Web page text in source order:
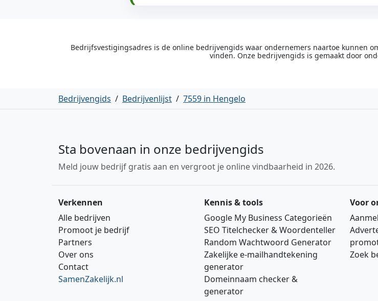
Bedrijfsvestigingsadres is de online bedrijvengids waar ondernemers naartoe kunnen
vinden. Onze bedrijvengids is gemaakt door
Bedrijvengids / Bedrijvenlijst / 7559 in Hengelo
Sta bovenaan in onze bedrijvengids
Meld jouw bedrijf gratis aan en vergroot je online vindbaarheid in 2026.
Verkennen
Alle bedrijven
Promoot je bedrijf
Partners
Over ons
Contact
SamenZakelijk.nl
Kennis & tools
Google My Business Categorieën
SEO Titelchecker & Woordenteller
Random Wachtwoord Generator
Zakelijke e‑mailhandtekening
generator
Domeinnaam checker &
generator
Voor
Zoek